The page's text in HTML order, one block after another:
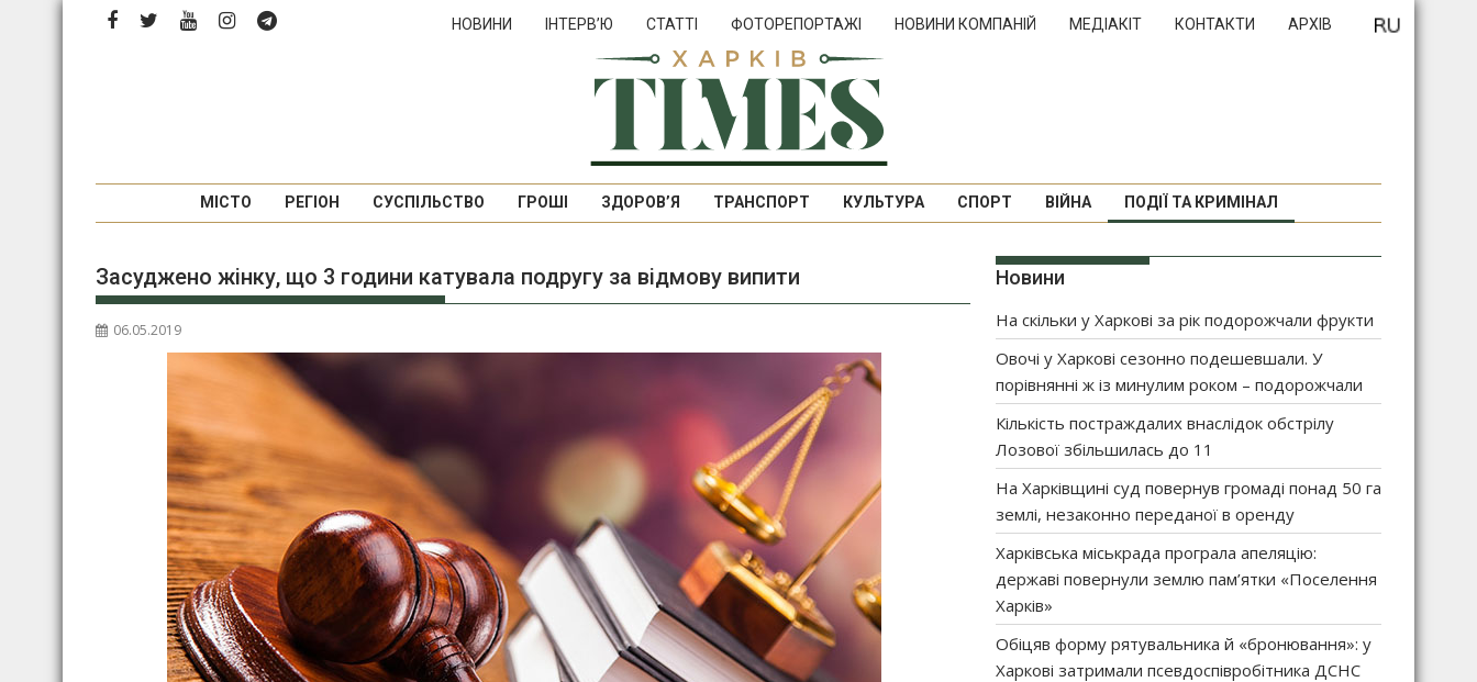
Перейти
НОВИНИ ІНТЕРВ’Ю СТАТТІ ФОТОРЕПОРТАЖІ НОВИНИ КОМПАНІЙ МЕДІАКІТ КОНТАКТИ АРХІВ
МІСТО РЕГІОН СУСПІЛЬСТВО ГРОШІ ЗДОРОВ’Я ТРАНСПОРТ КУЛЬТУРА СПОРТ ВІЙНА ПОДІЇ ТА КРИМІНАЛ
Засуджено жінку, що 3 години катувала подругу за відмову випити
06.05.2019
Новини
На скільки у Харкові за рік подорожчали фрукти
Овочі у Харкові сезонно подешевшали. У
порівнянні ж із минулим роком – подорожчали
Кількість постраждалих внаслідок обстрілу
Лозової збільшилась до 11
На Харківщині суд повернув громаді понад 50 га
землі, незаконно переданої в оренду
Харківська міськрада програла апеляцію:
державі повернули землю пам’ятки «Поселення
Харків»
Обіцяв форму рятувальника й «бронювання»: у
Харкові затримали псевдоспівробітника ДСНС